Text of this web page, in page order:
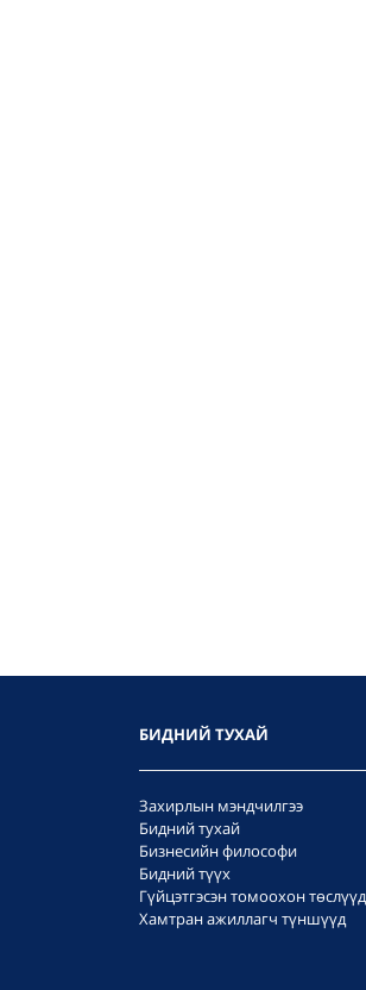
БИДНИЙ ТУХАЙ
Захирлын мэндчилгээ
Бидний тухай
Бизнесийн философи
Бидний түүх
Гүйцэтгэсэн томоохон төслүүд
Хамтран ажиллагч түншүүд